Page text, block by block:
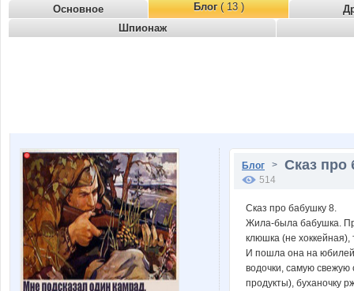
Основное Блог( 13 )
Шпионаж
Блог > Сказ про
514
Сказ про бабушку 8.
Жила-была бабушка.
клюшка (не хоккейная),
И пошла она на юбилей
водочки, самую свежую
продукты), буханочку